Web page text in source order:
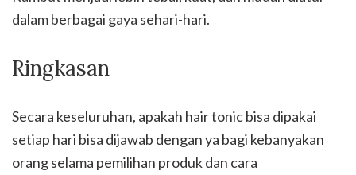
dalam berbagai gaya sehari-hari.
Ringkasan
Secara keseluruhan, apakah hair tonic bisa dipakai
setiap hari bisa dijawab dengan ya bagi kebanyakan
orang selama pemilihan produk dan cara